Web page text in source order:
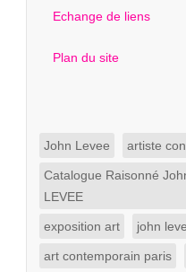
Echange de liens
Plan du site
John Levee artiste
Catalogue Raisonné
LEVEE
exposition art john
art contemporain paris